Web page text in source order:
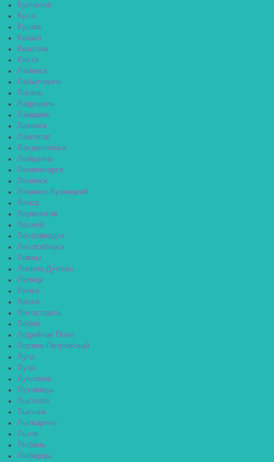
Курчатов
Куса
Кушва
Кызыл
Кыштым
Кяхта
Лабинск
Лабытнанги
Лагань
Ладушкин
Лаишево
Лакинск
Лангепас
Лахденпохья
Лебедянь
Лениногорск
Ленинск
Ленинск-Кузнецкий
Ленск
Лермонтов
Лесной
Лесозаводск
Лесосибирск
Ливны
Ликино-Дулёво
Липецк
Липки
Лиски
Лихославль
Лобня
Лодейное Поле
Лосино-Петровский
Луга
Луза
Лукоянов
Луховицы
Лысково
Лысьва
Лыткарино
Льгов
Любань
Люберцы